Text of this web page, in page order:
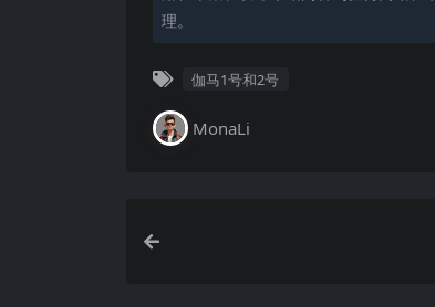
理。
伽马1号和2号
MonaLi